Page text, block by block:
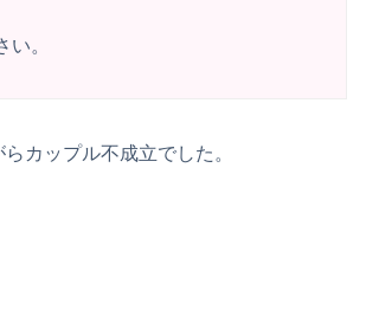
い。
カップル不成立でした。